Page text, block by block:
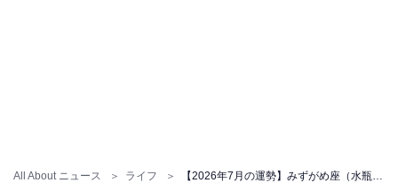
All About ニュース ライフ